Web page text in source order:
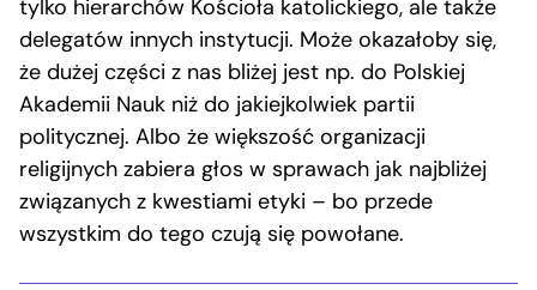
tylko hierarchów Kościoła katolickiego, ale także
delegatów innych instytucji. Może okazałoby się,
że dużej części z nas bliżej jest np. do Polskiej
Akademii Nauk niż do jakiejkolwiek partii
politycznej. Albo że większość organizacji
religijnych zabiera głos w sprawach jak najbliżej
związanych z kwestiami etyki – bo przede
wszystkim do tego czują się powołane.